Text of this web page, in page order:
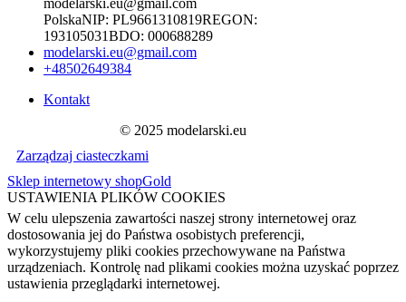
modelarski.eu@gmail.com
PolskaNIP: PL9661310819REGON:
193105031BDO: 000688289
modelarski.eu@gmail.com
+48502649384
Kontakt
© 2025 modelarski.eu
Zarządzaj ciasteczkami
Sklep internetowy shopGold
USTAWIENIA PLIKÓW COOKIES
W celu ulepszenia zawartości naszej strony internetowej oraz
dostosowania jej do Państwa osobistych preferencji,
wykorzystujemy pliki cookies przechowywane na Państwa
urządzeniach. Kontrolę nad plikami cookies można uzyskać poprzez
ustawienia przeglądarki internetowej.